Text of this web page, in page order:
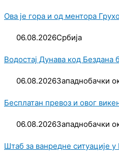
Ова је гора и од ментора
06.08.2026Србија
Водостај Дунава код Бездана
06.08.2026Западнобачки
Бесплатан превоз и овог
06.08.2026Западнобачки
Штаб за ванредне ситуације